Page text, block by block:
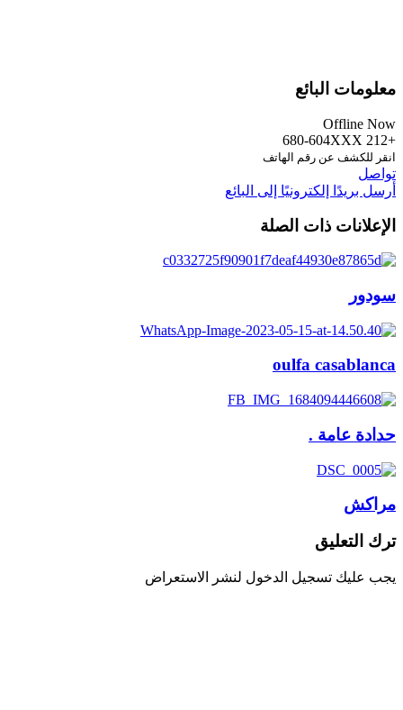
معلومات البائع
Offline Now
+212 680-604XXX
انقر للكشف عن رقم الهاتف
تواصل
أرسل بريدًا إلكترونيًا إلى البائع
الإعلانات ذات الصلة
سودور
oulfa casablanca
حدادة عامة .
مراكش
ترك التعليق
يجب عليك تسجيل الدخول لنشر الاستعراض